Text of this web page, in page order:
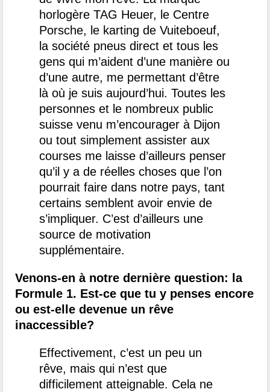
horlogère TAG Heuer, le Centre
Porsche, le karting de Vuiteboeuf,
la société pneus direct et tous les
gens qui m’aident d’une manière ou
d’une autre, me permettant d’être
là où je suis aujourd’hui. Toutes les
personnes et le nombreux public
suisse venu m’encourager à Dijon
ou tout simplement assister aux
courses me laisse d’ailleurs penser
qu’il y a de réelles choses que l’on
pourrait faire dans notre pays, tant
certains semblent avoir envie de
s’impliquer. C’est d’ailleurs une
source de motivation
supplémentaire.
Venons-en à notre dernière question: la
Formule 1. Est-ce que tu y penses encore
ou est-elle devenue un rêve
inaccessible?
Effectivement, c’est un peu un
rêve, mais qui n’est que
difficilement atteignable. Cela ne